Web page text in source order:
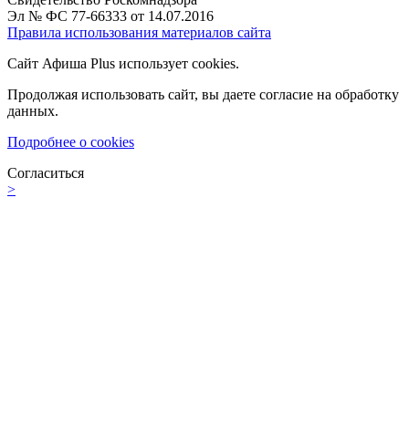
Эл № ФС 77-66333 от 14.07.2016
Правила использования материалов сайта
Сайт Афиша Plus использует cookies.
Продолжая использовать сайт, вы даете согласие на обработку
данных.
Подробнее о cookies
Согласиться
>